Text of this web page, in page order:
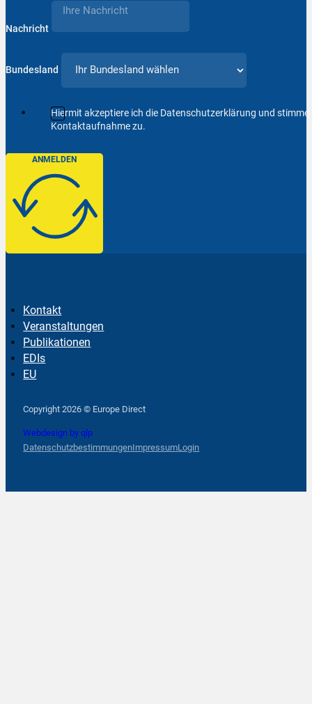
Nachricht
Bundesland
Hiermit akzeptiere ich die Datenschutzerklärung und
Kontaktaufnahme zu.
ANMELDEN
Kontakt
Veranstaltungen
Publikationen
EDIs
EU
Copyright 2026 © Europe Direct
Webdesign by qlp
DatenschutzbestimmungenImpressumLogin